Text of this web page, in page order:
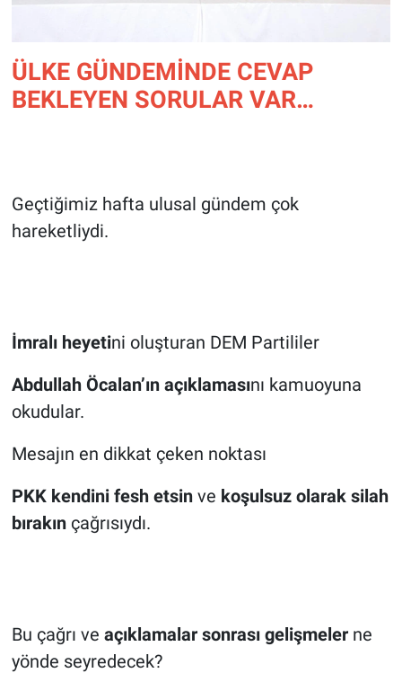
ÜLKE GÜNDEMİNDE CEVAP
BEKLEYEN SORULAR VAR…
Geçtiğimiz hafta ulusal gündem çok
hareketliydi.
İmralı heyetini oluşturan DEM Partililer
Abdullah Öcalan’ın açıklamasını kamuoyuna
okudular.
Mesajın en dikkat çeken noktası
PKK kendini fesh etsin ve koşulsuz olarak silah
bırakınçağrısıydı.
Bu çağrı ve açıklamalar sonrası gelişmeler ne
yönde seyredecek?